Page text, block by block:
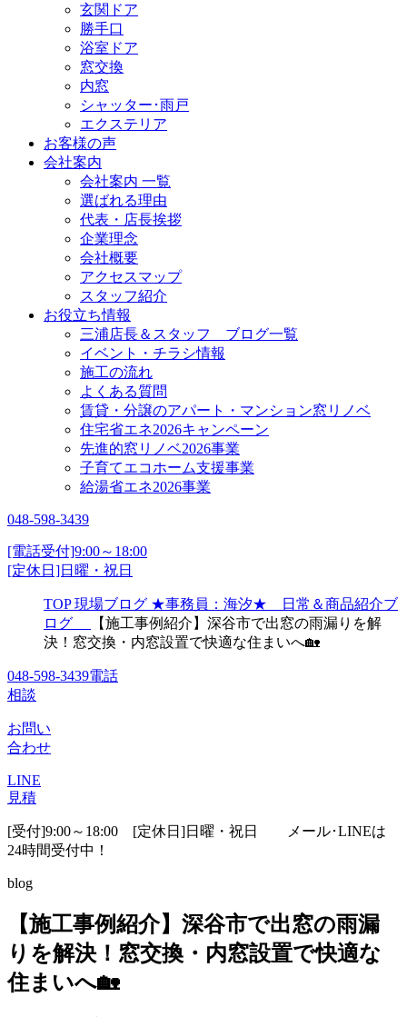
玄関ドア
勝手口
浴室ドア
窓交換
内窓
シャッター･雨戸
エクステリア
お客様の声
会社案内
会社案内 一覧
選ばれる理由
代表・店長挨拶
企業理念
会社概要
アクセスマップ
スタッフ紹介
お役立ち情報
三浦店長＆スタッフ ブログ一覧
イベント・チラシ情報
施工の流れ
よくある質問
賃貸・分譲のアパート・マンション窓リノベ
住宅省エネ2026キャンペーン
先進的窓リノベ2026事業
子育てエコホーム支援事業
給湯省エネ2026事業
048-598-3439
[電話受付]9:00～18:00
[定休日]日曜・祝日
TOP 現場ブログ ★事務員：海汐★ 日常＆商品紹介ブ
ログ
【施工事例紹介】深谷市で出窓の雨漏りを解
決！窓交換・内窓設置で快適な住まいへ🏡
048-598-3439電話
相談
お問い
合わせ
LINE
見積
[受付]9:00～18:00 [定休日]日曜・祝日
メール･LINEは
24時間受付中！
blog
【施工事例紹介】深谷市で出窓の雨漏
りを解決！窓交換・内窓設置で快適な
住まいへ🏡